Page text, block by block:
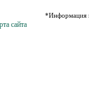
сайта
*Информация